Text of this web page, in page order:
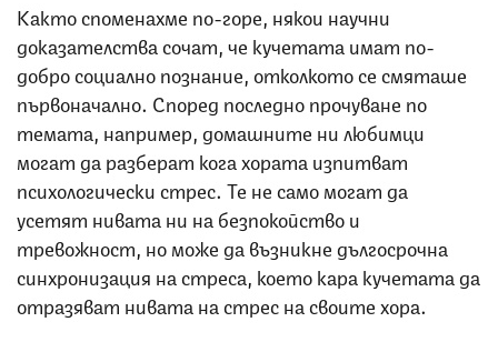
Както споменахме по-горе, някои научни
доказателства сочат, че кучетата имат по-
добро социално познание, отколкото се смяташе
първоначално. Според последно прочуване по
темата, например, домашните ни любимци
могат да разберат кога хората изпитват
психологически стрес. Те не само могат да
усетят нивата ни на безпокойство и
тревожност, но може да възникне дългосрочна
синхронизация на стреса, което кара кучетата да
отразяват нивата на стрес на своите хора.